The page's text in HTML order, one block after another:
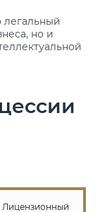
легальный
но и
Лицензионный